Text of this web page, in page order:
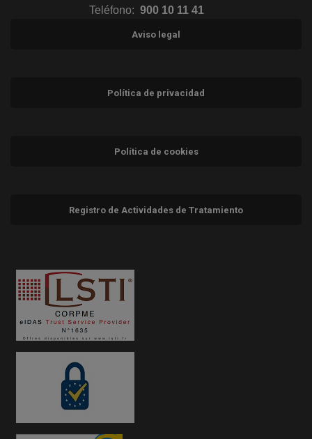
Teléfono: 900 10 11 41
Aviso legal
Política de privacidad
Política de cookies
Registro de Actividades de Tratamiento